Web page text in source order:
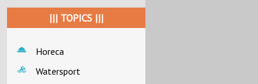
||| TOPICS |||
Horeca
Watersport